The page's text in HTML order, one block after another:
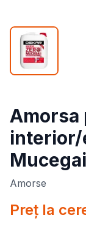
Amorsa
interior/
Amorse
Preț la